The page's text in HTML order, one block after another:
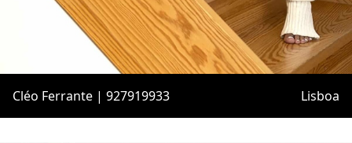
Cléo Ferrante | 927919933 Lisboa